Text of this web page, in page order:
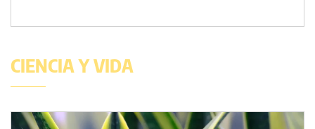
CIENCIA Y VIDA